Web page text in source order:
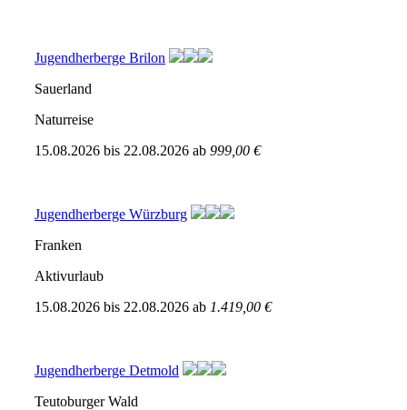
Jugendherberge Brilon
Sauerland
Naturreise
15.08.2026 bis 22.08.2026 ab 999,00 €
Jugendherberge Würzburg
Franken
Aktivurlaub
15.08.2026 bis 22.08.2026 ab 1.419,00 €
Jugendherberge Detmold
Teutoburger Wald